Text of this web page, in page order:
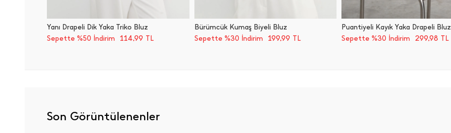
Yanı Drapeli Dik Yaka Triko Bluz
Sepette %50 İndirim
114,99 TL
Bürümcük Kumaş Biyeli Bluz
Sepette %30 İndirim
199,99 TL
Puantiyeli Kayık Yaka Drapeli Bluz
Sepette %30 İndirim
299,98 TL
Son Görüntülenenler